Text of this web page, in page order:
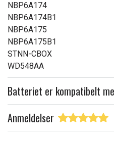
NBP6A174
NBP6A174B1
NBP6A175
NBP6A175B1
STNN-CBOX
WD548AA
Batteriet er kompatibelt
Anmeldelser